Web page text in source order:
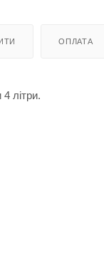
ОПЛАТА
літри.